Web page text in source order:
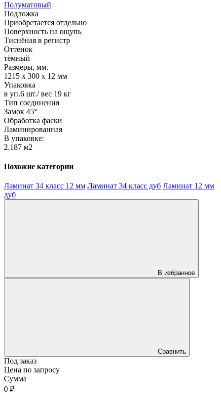
Полуматовый
Подложка
Приобретается отдельно
Поверхность на ощупь
Тиснёная в регистр
Оттенок
тёмный
Размеры, мм.
1215 х 300 х 12 мм
Упаковка
в уп.6 шт./ вес 19 кг
Тип соединения
Замок 45°
Обработка фаски
Ламинированная
В упаковке:
2.187 м2
Похожие категории
Ламинат 34 класс 12 мм Ламинат 34 класс дуб Ламинат 12 мм
дуб
В избранное
Сравнить
Под заказ
Цена по запросу
Сумма
0 ₽